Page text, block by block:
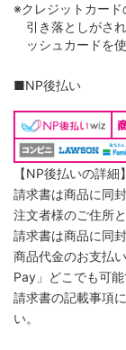
※クレジットカー
引き落としがさ
ッシュカードを
■NP後払い
【NP後払いの詳細】
請求書は商品に同
注文者様のご住所
請求書は商品に同
商品代金のお支払
Pay」どこでも可能
請求書の記載事項
い。